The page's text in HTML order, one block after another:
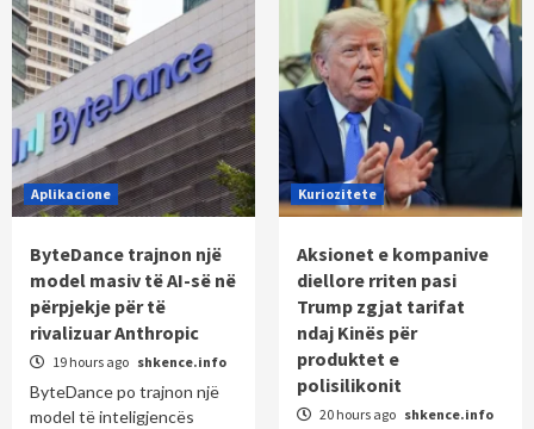
Aplikacione
ByteDance trajnon një
model masiv të AI-së në
përpjekje për të
rivalizuar Anthropic
19 hours ago shkence.info
ByteDance po trajnon një
model të inteligjencës
Kuriozitete
Aksionet e kompanive
diellore rriten pasi
Trump zgjat tarifat
ndaj Kinës për
produktet e
polisilikonit
20 hours ago shkence.info